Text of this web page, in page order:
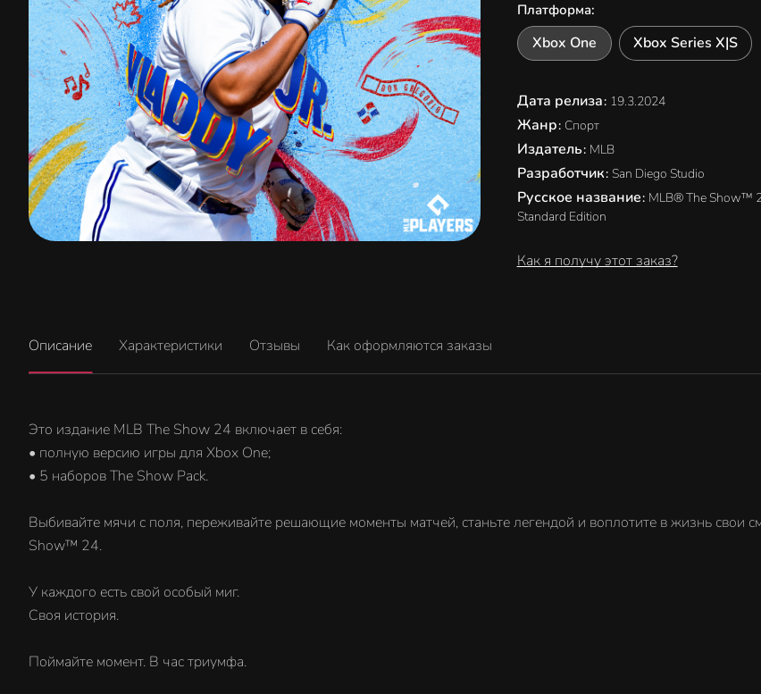
Платформа:
Xbox One Xbox Series X|S
Дата релиза: 19.3.2024
Жанр: Спорт
Издатель: MLB
Разработчик: San Diego Studio
Русское название: MLB® The Show™
Standard Edition
Как я получу этот заказ?
Описание Характеристики Отзывы Как оформляются заказы
Это издание MLB The Show 24 включает в себя:
• полную версию игры для Xbox One;
• 5 наборов The Show Pack.
Выбивайте мячи с поля, переживайте решающие моменты матчей, станьте легендой и воплотите в жизнь свои
Show™ 24.
У каждого есть свой особый миг.
Своя история.
Поймайте момент. В час триумфа.